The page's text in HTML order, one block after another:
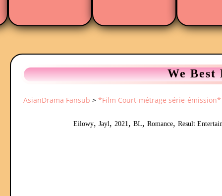
We Best
AsianDrama Fansub > *Film Court-métrage série-émission*
Eilowy, Jayl , 2021 , BL, Romance, Result